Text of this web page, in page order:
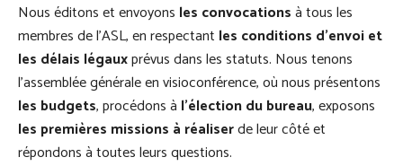
Nous éditons et envoyons les convocationsà tous les
membres de l’ASL, en respectant les conditions d’envoi et
les délais légauxprévus dans les statuts. Nous tenons
l’assemblée générale en visioconférence, où nous présentons
les budgets, procédons à l’élection du bureau, exposons
les premières missions à réaliserde leur côté et
répondons à toutes leurs questions.